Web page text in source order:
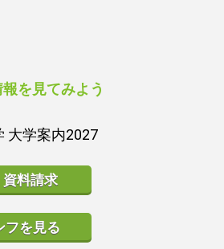
を見てみよう
大学案内2027
資料請求
フを見る